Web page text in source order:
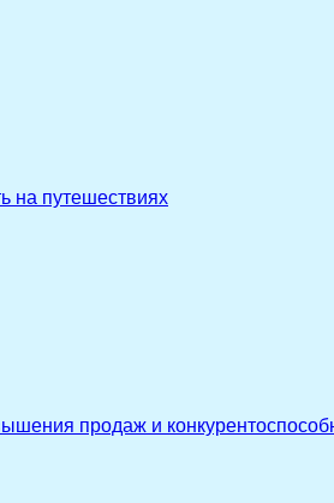
на путешествиях
продаж и